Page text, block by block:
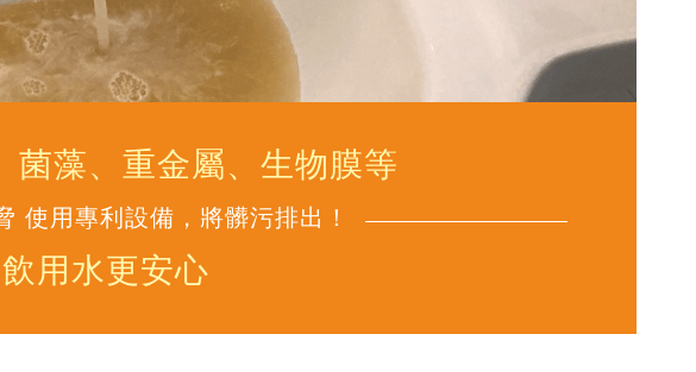
菌藻、重金屬、生物膜等
使用專利設備，將髒污排出！
用水更安心